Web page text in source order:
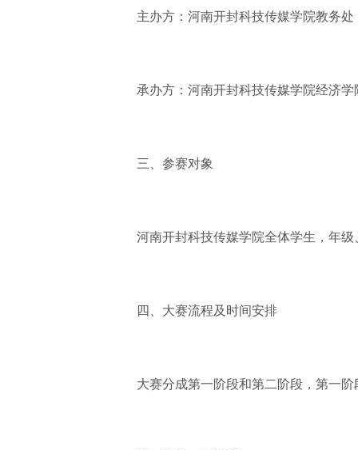
主办方：河南开封科技传媒学院教务处
承办方：河南开封科技传媒学院经济学
三、参赛对象
河南开封科技传媒学院全体学生，年级
四、大赛流程及时间安排
大赛分成第一阶段和第二阶段，第一